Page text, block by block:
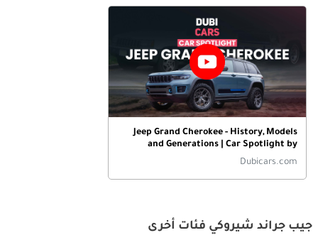
Jeep Grand Cherokee - History, Models
and Generations | Car Spotlight by
DubiCars
Dubicars.com
جيب جراند شيروكي فئات أخرى